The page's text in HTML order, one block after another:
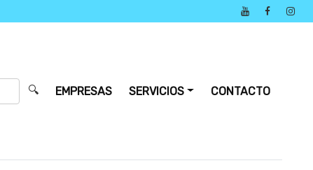
🔍 EMPRESAS SERVICIOS CONTACTO